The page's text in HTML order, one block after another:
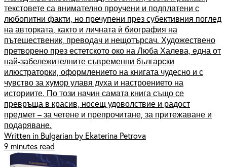
текстовете са внимателно проучени и подплатени с
любопитни факти, но пречупени през субективния поглед
на авторката, както и личната ѝ биография на
пътешественик, преводач и нещотърсач. Художествено
претворено през естетското око на Люба Халева, една от
най-забележителните съвременни български
илюстраторки, оформлението на книгата чудесно и с
чувство за хумор улавя духа и настроението на
историите. По този начин самата книга също се
превръща в красив, носещ удоволствие и радост
предмет – за четене и препрочитане, за притежаване и
подаряване.
Written in Bulgarian by Ekaterina Petrova
9 minutes read